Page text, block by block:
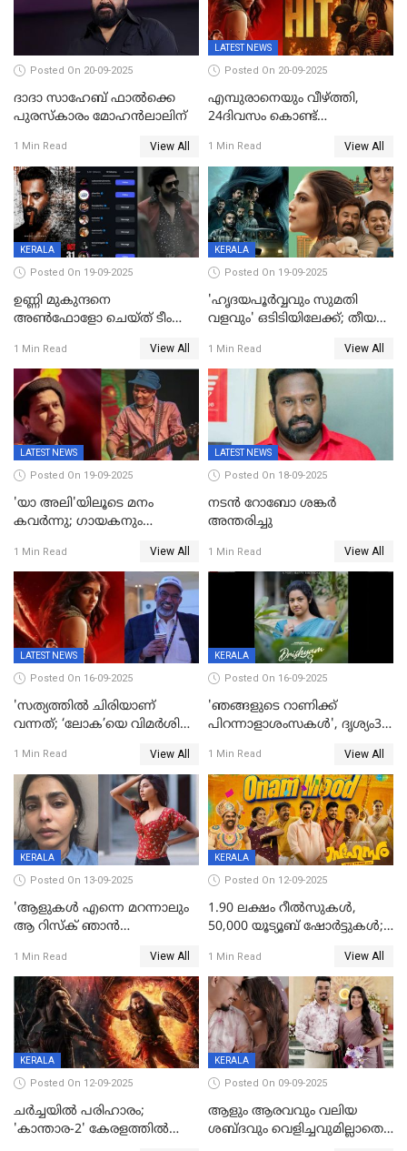
Posted On 20-09-2025
ദാദാ സാഹേബ് ഫാൽക്കെ
പുരസ്‌കാരം മോഹൻലാലിന്
1 Min Read View All
LATEST NEWS
Posted On 20-09-2025
എമ്പുരാനെയും വീഴ്ത്തി,
24ദിവസം കൊണ്ട്
ഇൻഡസ്ട്രി ഹിറ്റ്;
റെക്കോർഡുമായി ലോക
1 Min Read View All
KERALA
Posted On 19-09-2025
ഉണ്ണി മുകുന്ദനെ
അൺഫോളോ ചെയ്ത് ടീം
മാർക്കോയിൽ യാഷ്,
പൃഥ്വിരാജ്,
മമ്മുട്ടി,മോഹൻലാൽ..ചർച്ചകളുമായി
സൈബർലോകവും
1 Min Read View All
KERALA
Posted On 19-09-2025
'ഹൃദയപൂര്‍വ്വവും സുമതി
വളവും' ഒടിടിയിലേക്ക്; തീയതി
1 Min Read View All
LATEST NEWS
Posted On 19-09-2025
'യാ അലി'യിലൂടെ മനം
കവർന്നു; ഗായകനും
അന്തരിച്ചു
1 Min Read View All
LATEST NEWS
Posted On 18-09-2025
നടൻ റോബോ ശങ്കർ
അന്തരിച്ചു
1 Min Read View All
LATEST NEWS
Posted On 16-09-2025
'സത്യത്തിൽ ചിരിയാണ്
വന്നത്; ‘ലോക’യെ വിമർശിച്ച്
1 Min Read View All
KERALA
Posted On 16-09-2025
'ഞങ്ങളുടെ റാണിക്ക്
പിറന്നാളാശംസകൾ', ദൃശ്യം3-
പോസ്റ്റർ പുറത്തുവിട്ടു
1 Min Read View All
KERALA
Posted On 13-09-2025
'ആളുകള്‍ എന്നെ മറന്നാലും
ആ റിസ്ക് ഞാൻ
മനസിലായി, കടുത്ത
തീരുമാനവുമായി ഐശ്വര്യ
ലക്ഷ്മി
1 Min Read View All
KERALA
Posted On 12-09-2025
1.90 ലക്ഷം റീല്‍സുകള്‍,
50,000 യൂട്യൂബ് ഷോര്‍ട്ടുകള്‍;
ഹിറ്റായി ഓണം മൂഡ് ഗാനം
1 Min Read View All
KERALA
Posted On 12-09-2025
ചർച്ചയിൽ പരിഹാരം;
'കാന്താര-2' കേരളത്തിൽ
KERALA
Posted On 09-09-2025
ആളും ആരവവും വലിയ
ശബ്ദവും വെളിച്ചവുമില്ലാതെ